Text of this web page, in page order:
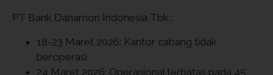
PT Bank Danamon Indonesia Tbk.:
18-23 Maret 2026: Kantor cabang tidak
beroperasi.
24 Maret 2026: Operasional terbatas pada 45